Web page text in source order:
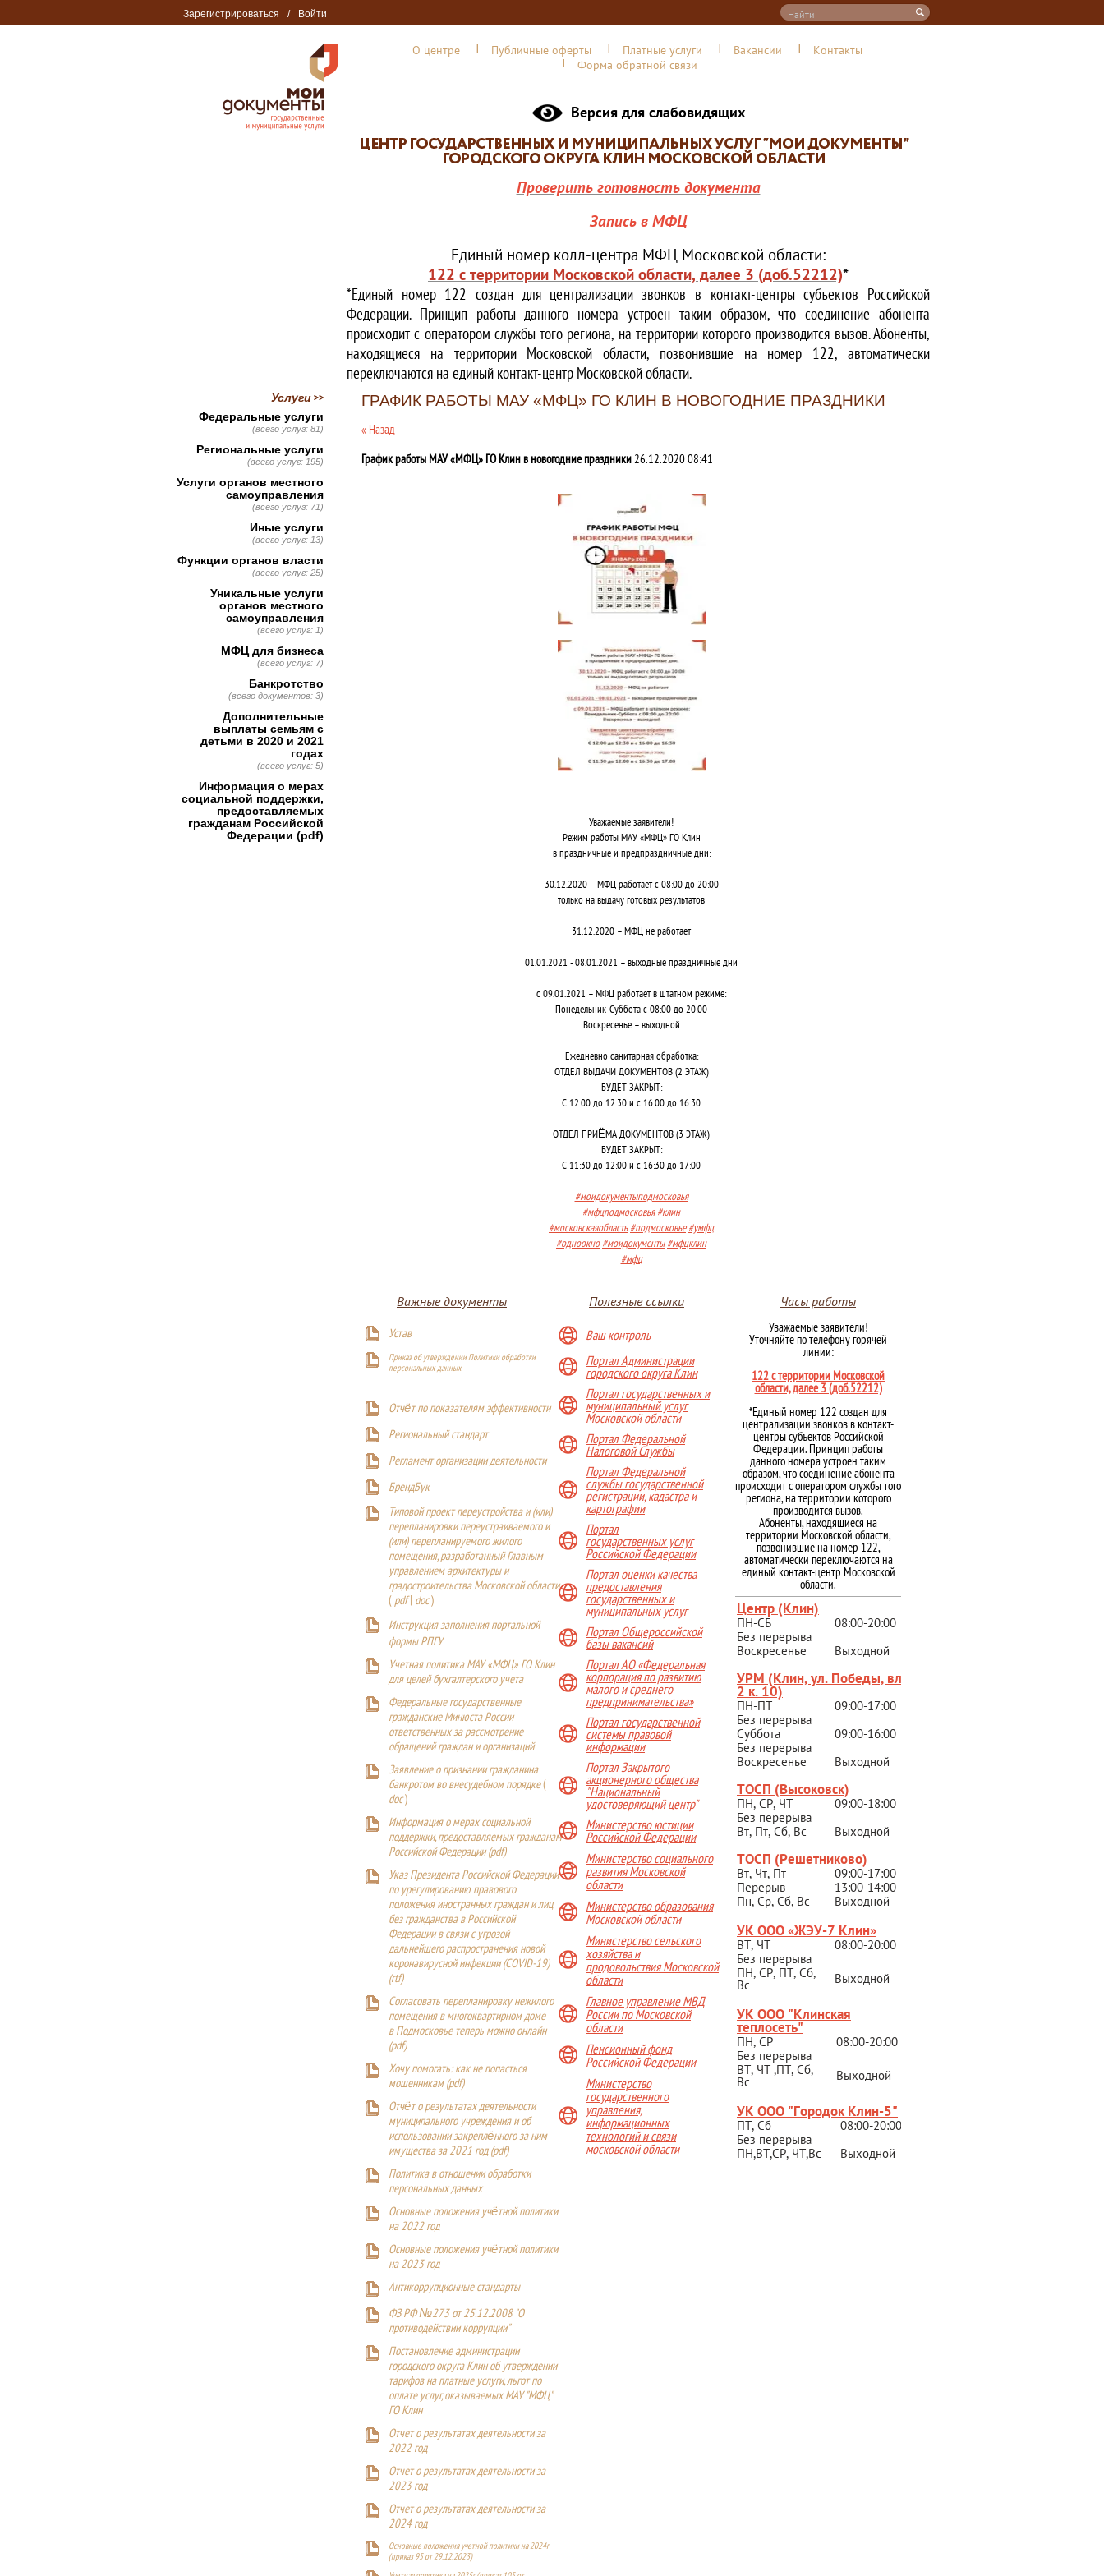
Зарегистрироваться / Войти
О центре Публичные оферты Платные услуги Вакансии
Контакты
Форма обратной связи
Версия для слабовидящих
Проверить готовность документа
Запись в МФЦ
Единый номер колл-центра МФЦ Московской области:
122 с территории Московской области, далее 3 (доб.52212)*
*Единый номер 122 создан для централизации звонков в контакт-центры субъектов Российской
Федерации. Принцип работы данного номера устроен таким образом, что соединение абонента
происходит с оператором службы того региона, на территории которого производится вызов. Абоненты,
находящиеся на территории Московской области, позвонившие на номер 122, автоматически
переключаются на единый контакт-центр Московской области.
ГРАФИК РАБОТЫ МАУ «МФЦ» ГО КЛИН В НОВОГОДНИЕ ПРАЗДНИКИ
« Назад
График работы МАУ «МФЦ» ГО Клин в новогодние праздники26.12.2020 08:41
Уважаемые заявители!
Режим работы МАУ «МФЦ» ГО Клин
в праздничные и предпраздничные дни:
30.12.2020 – МФЦ работает с 08:00 до 20:00
только на выдачу готовых результатов
31.12.2020 – МФЦ не работает
01.01.2021 - 08.01.2021 – выходные праздничные дни
с 09.01.2021 – МФЦ работает в штатном режиме:
Понедельник-Суббота с 08:00 до 20:00
Воскресенье – выходной
Ежедневно санитарная обработка:
ОТДЕЛ ВЫДАЧИ ДОКУМЕНТОВ (2 ЭТАЖ)
БУДЕТ ЗАКРЫТ:
С 12:00 до 12:30 и с 16:00 до 16:30
ОТДЕЛ ПРИЁМА ДОКУМЕНТОВ (3 ЭТАЖ)
БУДЕТ ЗАКРЫТ:
С 11:30 до 12:00 и с 16:30 до 17:00
#моидокументыподмосковья
#мфцподмосковья #клин
#московскаяобласть #подмосковье #умфц
#одноокно #моидокументы #мфцклин
#мфц
Важные документы
Устав
Приказ об утверждении Политики обработки
персональных данных
Отчёт по показателям эффективности
Региональный стандарт
Регламент организации деятельности
БрендБук
Типовой проект переустройства и (или)
перепланировки переустраиваемого и
(или) перепланируемого жилого
помещения, разработанный Главным
управлением архитектуры и
градостроительства Московской области
( pdf| doc)
Инструкция заполнения портальной
формы РПГУ
Учетная политика МАУ «МФЦ» ГО Клин
для целей бухгалтерского учета
Федеральные государственные
гражданские Минюста России
ответственных за рассмотрение
обращений граждан и организаций
Заявление о признании гражданина
банкротом во внесудебном порядке(
doc)
Информация о мерах социальной
поддержки, предоставляемых гражданам
Российской Федерации (pdf)
Указ Президента Российской Федерации
по урегулированию правового
положения иностранных граждан и лиц
без гражданства в Российской
Федерации в связи с угрозой
дальнейшего распространения новой
коронавирусной инфекции (COVID-19)
(rtf)
Согласовать перепланировку нежилого
помещения в многоквартирном доме
в Подмосковье теперь можно онлайн
(pdf)
Хочу помогать: как не попасться
мошенникам (pdf)
Отчёт о результатах деятельности
муниципального учреждения и об
использовании закреплённого за ним
имущества за 2021 год (pdf)
Политика в отношении обработки
персональных данных
Основные положения учётной политики
на 2022 год
Основные положения учётной политики
на 2023 год
Антикоррупционные стандарты
ФЗ РФ №273 от 25.12.2008 "О
противодействии коррупции"
Постановление администрации
городского округа Клин об утверждении
тарифов на платные услуги, льгот по
оплате услуг, оказываемых МАУ "МФЦ"
ГО Клин
Отчет о результатах деятельности за
2022 год
Отчет о результатах деятельности за
2023 год
Отчет о результатах деятельности за
2024 год
Основные положения учетной политики на 2024г
(приказ 95 от 29.12.2023)
Полезные ссылки
Ваш контроль
Портал Администрации
городского округа Клин
Портал государственных и
муниципальный услуг
Московской области
Портал Федеральной
Налоговой Службы
Портал Федеральной
службы государственной
регистрации, кадастра и
картографии
Портал
государственных услуг
Российской Федерации
Портал оценки качества
предоставления
государственных и
муниципальных услуг
Портал Общероссийской
базы вакансий
Портал АО «Федеральная
корпорация по развитию
малого и среднего
предпринимательства»
Портал государственной
системы правовой
информации
Портал Закрытого
акционерного общества
"Национальный
удостоверяющий центр"
Министерство юстиции
Российской Федерации
Министерство социального
развития Московской
области
Министерство образования
Московской области
Министерство сельского
хозяйства и
продовольствия Московской
области
Главное управление МВД
России по Московской
области
Пенсионный фонд
Российской Федерации
Министерство
государственного
управления,
информационных
технологий и связи
московской области
Часы работы
Уважаемые заявители!
Уточняйте по телефону горячей
линии:
122 с территории Московской
области, далее 3 (доб.52212)
*Единый номер 122 создан для
централизации звонков в контакт-
центры субъектов Российской
Федерации. Принцип работы
данного номера устроен таким
образом, что соединение абонента
происходит с оператором службы того
региона, на территории которого
производится вызов.
Абоненты, находящиеся на
территории Московской области,
позвонившие на номер 122,
автоматически переключаются на
единый контакт-центр Московской
области.
Центр (Клин)
ПН-СБ
08:00-20:00
Без перерыва
Воскресенье
Выходной
УРМ (Клин, ул. Победы, вл.
2 к. 10)
ПН-ПТ
09:00-17:00
Без перерыва
Суббота
09:00-16:00
Без перерыва
Воскресенье
Выходной
ТОСП (Высоковск)
ПН, СР, ЧТ
09:00-18:00
Без перерыва
Вт, Пт, Сб, Вс
Выходной
ТОСП (Решетниково)
Вт, Чт, Пт
09:00-17:00
Перерыв
13:00-14:00
Пн, Ср, Сб, Вс
Выходной
УК ООО «ЖЭУ-7 Клин»
ВТ, ЧТ
08:00-20:00
Без перерыва
ПН, СР, ПТ, Сб,
Вс Выходной
УК ООО "Клинская
теплосеть"
ПН, СР
08:00-20:00
Без перерыва
ВТ, ЧТ ,ПТ, Сб,
Вс Выходной
УК ООО "Городок Клин-5"
ПТ, Сб
08:00-20:00
Без перерыва
ПН,ВТ,СР, ЧТ,Вс Выходной
Услуги
Федеральные услуги
(всего услуг: 81)
Региональные услуги
(всего услуг: 195)
Услуги органов местного
самоуправления
(всего услуг: 71)
Иные услуги
(всего услуг: 13)
Функции органов власти
(всего услуг: 25)
Уникальные услуги
органов местного
самоуправления
(всего услуг: 1)
МФЦ для бизнеса
(всего услуг: 7)
Банкротство
(всего документов: 3)
Дополнительные
выплаты семьям с
детьми в 2020 и 2021
годах
(всего услуг: 5)
Информация о мерах
социальной поддержки,
предоставляемых
гражданам Российской
Федерации (pdf)